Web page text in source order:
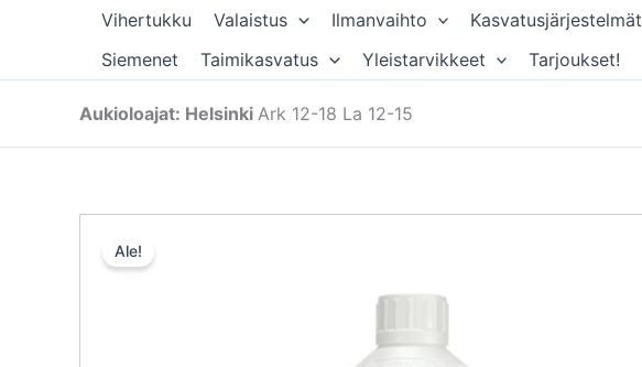
Vihertukku Valaistus Ilmanvaihto Kasvatusjärjestelmät
Siemenet
Taimikasvatus Yleistarvikkeet Tarjoukset!
Aukioloajat: Helsinki Ark 12-18 La 12-15
Ale!